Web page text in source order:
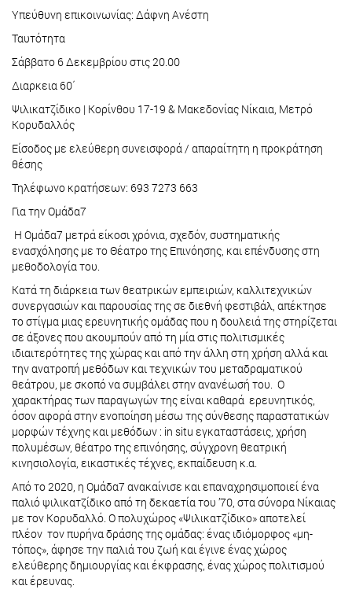
Υπεύθυνη επικοινωνίας: Δάφνη Ανέστη
Ταυτότητα
Σάββατο 6 Δεκεμβρίου στις 20.00
Διαρκεια 60΄
Ψιλικατζίδικο | Κορίνθου 17-19 & Μακεδονίας Νίκαια, Μετρό
Κορυδαλλός
Είσοδος με ελεύθερη συνεισφορά / απαραίτητη η προκράτηση
θέσης
Τηλέφωνο κρατήσεων: 693 7273 663
Για την Ομάδα7
Η Ομάδα7 μετρά είκοσι χρόνια, σχεδόν, συστηματικής
ενασχόλησης με το Θέατρο της Επινόησης, και επένδυσης στη
μεθοδολογία του.
Κατά τη διάρκεια των θεατρικών εμπειριών, καλλιτεχνικών
συνεργασιών και παρουσίας της σε διεθνή φεστιβάλ, απέκτησε
το στίγμα μιας ερευνητικής ομάδας που η δουλειά της στηρίζεται
σε άξονες που ακουμπούν από τη μία στις πολιτισμικές
ιδιαιτερότητες της χώρας και από την άλλη στη χρήση αλλά και
την ανατροπή μεθόδων και τεχνικών του μεταδραματικού
θεάτρου, με σκοπό να συμβάλει στην ανανέωσή του. Ο
χαρακτήρας των παραγωγών της είναι καθαρά ερευνητικός,
όσον αφορά στην ενοποίηση μέσω της σύνθεσης παραστατικών
μορφών τέχνης και μεθόδων : in situ εγκαταστάσεις, χρήση
πολυμέσων, θέατρο της επινόησης, σύγχρονη θεατρική
κινησιολογία, εικαστικές τέχνες, εκπαίδευση κ.α.
Από το 2020, η Oμάδα7 ανακαίνισε και επαναχρησιμοποιεί ένα
παλιό ψιλικατζίδικο από τη δεκαετία του ’70, στα σύνορα Νίκαιας
με τον Κορυδαλλό. Ο πολυχώρος «Ψιλικατζίδικο» αποτελεί
πλέον τον πυρήνα δράσης της ομάδας: ένας ιδιόμορφος «μη-
τόπος», άφησε την παλιά του ζωή και έγινε ένας χώρος
ελεύθερης δημιουργίας και έκφρασης, ένας χώρος πολιτισμού
και έρευνας.